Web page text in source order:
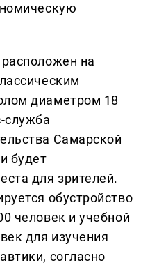
на
диаметром 18
служба
Самарской
будет
для зрителей.
обустройство
человек и учебной
для изучения
согласно